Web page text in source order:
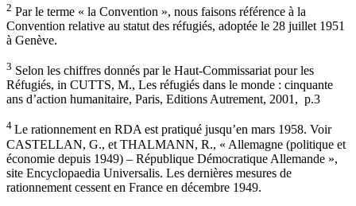
2 Par le terme « la Convention », nous faisons référence à la
Convention relative au statut des réfugiés, adoptée le 28 juillet 1951
à Genève.
3 Selon les chiffres donnés par le Haut-Commissariat pour les
Réfugiés, in CUTTS, M., Les réfugiés dans le monde : cinquante
ans d’action humanitaire, Paris, Editions Autrement, 2001, p.3
4 Le rationnement en RDA est pratiqué jusqu’en mars 1958. Voir
CASTELLAN, G., et THALMANN, R., « Allemagne (politique et
économie depuis 1949) – République Démocratique Allemande »,
site Encyclopaedia Universalis. Les dernières mesures de
rationnement cessent en France en décembre 1949.